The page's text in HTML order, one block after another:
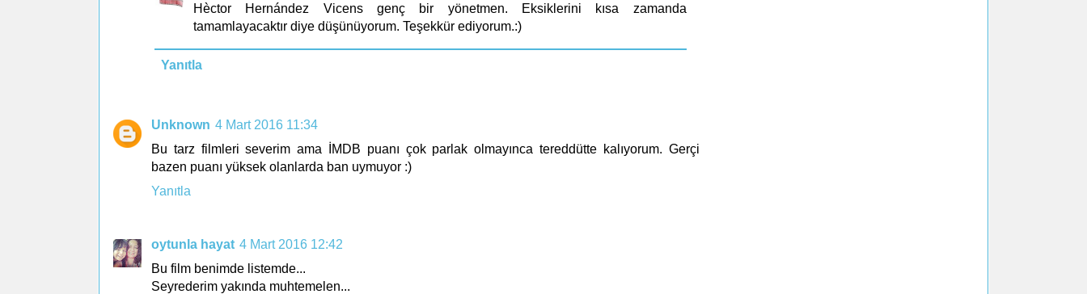
Hèctor Hernández Vicens genç bir yönetmen. Eksiklerini kısa zamanda
tamamlayacaktır diye düşünüyorum. Teşekkür ediyorum.:)
Yanıtla
Unknown 4 Mart 2016 11:34
Bu tarz filmleri severim ama İMDB puanı çok parlak olmayınca tereddütte kalıyorum. Gerçi
bazen puanı yüksek olanlarda ban uymuyor :)
Yanıtla
oytunla hayat 4 Mart 2016 12:42
Bu film benimde listemde...
Seyrederim yakında muhtemelen...